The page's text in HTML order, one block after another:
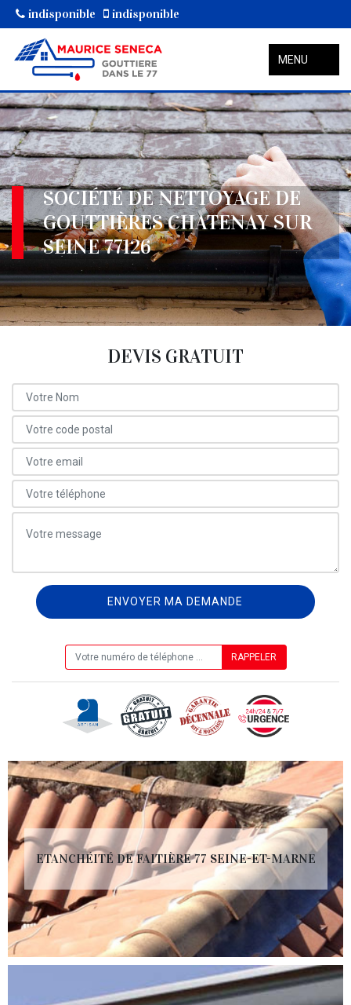
indisponible indisponible
MENU
SOCIÉTÉ DE NETTOYAGE DE
GOUTTIÈRES CHATENAY SUR
SEINE 77126
DEVIS GRATUIT
ETANCHÉITÉ DE FAITIÈRE 77 SEINE-ET-MARNE